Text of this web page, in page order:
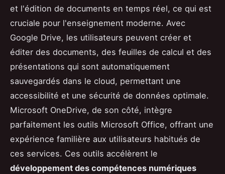
et l'édition de documents en temps réel, ce qui est
cruciale pour l'enseignement moderne. Avec
Google Drive, les utilisateurs peuvent créer et
éditer des documents, des feuilles de calcul et des
présentations qui sont automatiquement
sauvegardés dans le cloud, permettant une
accessibilité et une sécurité de données optimale.
Microsoft OneDrive, de son côté, intègre
parfaitement les outils Microsoft Office, offrant une
expérience familière aux utilisateurs habitués de
ces services. Ces outils accélèrent le
développement des compétences numériques